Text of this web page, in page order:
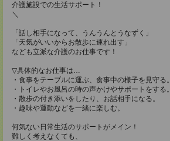
介護施設での生活サポート！
＼
「話し相手になって、うんうんとうなずく」
「天気がいいからお散歩に連れ出す」
なども立派な介護のお仕事です！
▽具体的なお仕事は…
・食事をテーブルに運ぶ、食事中の様子を見守る。
・トイレやお風呂の時の声かけやサポートをする。
・散歩の付き添いをしたり、お話相手になる。
・趣味や運動などを一緒に楽しむ。
何気ない日常生活のサポートがメイン！
難しく考えなくても、